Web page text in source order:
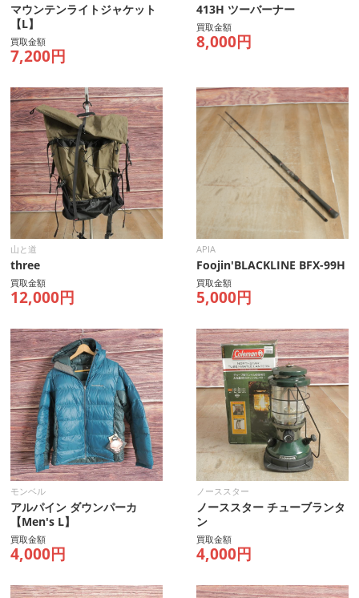
マウンテンライトジャケット
【L】
買取金額
7,200円
413H ツーバーナー
買取金額
8,000円
山と道
three
買取金額
12,000円
APIA
Foojin'BLACKLINE BFX-99H
買取金額
5,000円
モンベル
アルパイン ダウンパーカ
【Men's L】
買取金額
4,000円
ノーススター
ノーススター チューブランタ
ン
買取金額
4,000円